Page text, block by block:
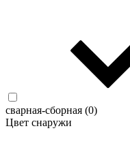
сварная-сборная (0)
Цвет снаружи